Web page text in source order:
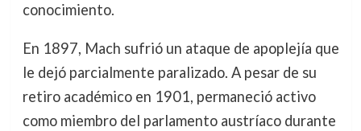
conocimiento.
En 1897, Mach sufrió un ataque de apoplejía que
le dejó parcialmente paralizado. A pesar de su
retiro académico en 1901, permaneció activo
como miembro del parlamento austríaco durante